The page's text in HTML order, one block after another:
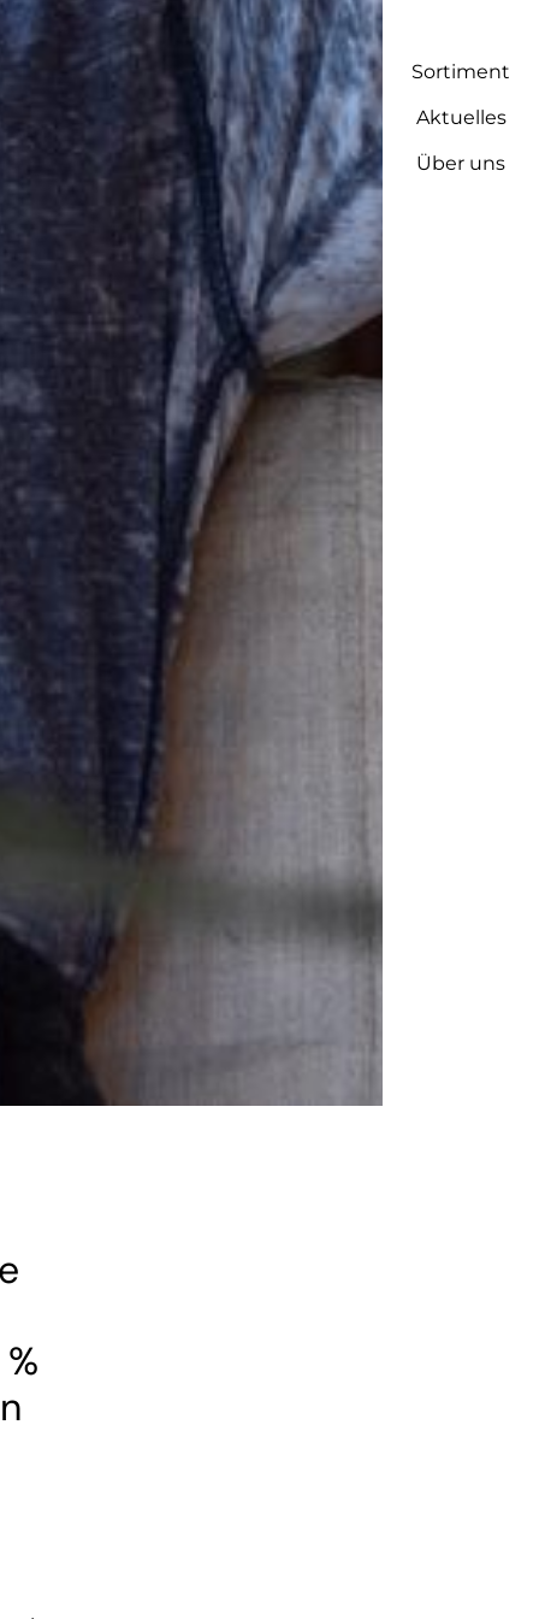
Sortiment
Aktuelles
Über uns